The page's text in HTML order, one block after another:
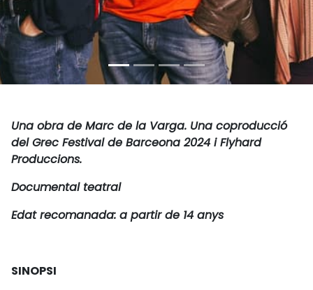
Una obra de Marc de la Varga. Una coproducció
del Grec Festival de Barceona 2024 i Flyhard
Produccions.
Documental teatral
Edat recomanada: a partir de 14 anys
SINOPSI